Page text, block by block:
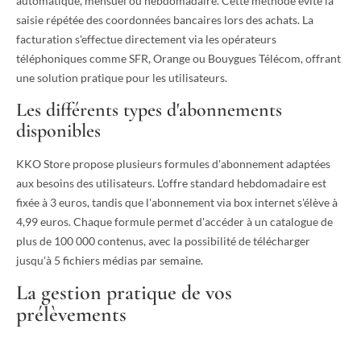
saisie répétée des coordonnées bancaires lors des achats. La
facturation s'effectue directement via les opérateurs
téléphoniques comme SFR, Orange ou Bouygues Télécom, offrant
une solution pratique pour les utilisateurs.
Les différents types d'abonnements
disponibles
KKO Store propose plusieurs formules d'abonnement adaptées
aux besoins des utilisateurs. L'offre standard hebdomadaire est
fixée à 3 euros, tandis que l'abonnement via box internet s'élève à
4,99 euros. Chaque formule permet d'accéder à un catalogue de
plus de 100 000 contenus, avec la possibilité de télécharger
jusqu'à 5 fichiers médias par semaine.
La gestion pratique de vos
prélèvements